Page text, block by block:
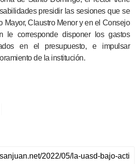
presidir las sesiones que se
Mayor, Claustro Menor y en el Consejo
le corresponde disponer los gastos
en el presupuesto, e impulsar
de la institución.